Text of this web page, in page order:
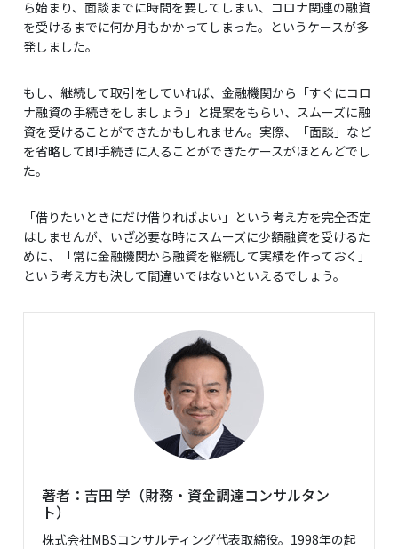
ら始まり、面談までに時間を要してしまい、コロナ関連の融資
を受けるまでに何か月もかかってしまった。というケースが多
発しました。
もし、継続して取引をしていれば、金融機関から「すぐにコロ
ナ融資の手続きをしましょう」と提案をもらい、スムーズに融
資を受けることができたかもしれません。実際、「面談」など
を省略して即手続きに入ることができたケースがほとんどでし
た。
「借りたいときにだけ借りればよい」という考え方を完全否定
はしませんが、いざ必要な時にスムーズに少額融資を受けるた
めに、「常に金融機関から融資を継続して実績を作っておく」
という考え方も決して間違いではないといえるでしょう。
著者：吉田 学（財務・資金調達コンサルタン
ト）
株式会社MBSコンサルティング代表取締役。1998年の起